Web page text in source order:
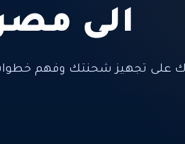
الى
على تجهيز شحنتك وفهم